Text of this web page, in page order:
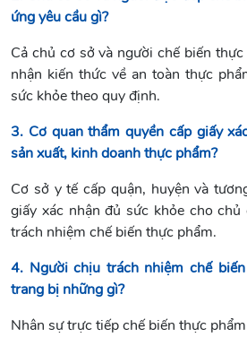
ứng yêu cầu gì?
Cả chủ cơ sở và người chế biến
nhận kiến thức về an toàn thực
sức khỏe theo quy định.
3. Cơ quan thẩm quyền cấp giấy
sản xuất, kinh doanh thực phẩm?
Cơ sở y tế cấp quận, huyện và
giấy xác nhận đủ sức khỏe cho
trách nhiệm chế biến thực phẩm.
4. Người chịu trách nhiệm chế
trang bị những gì?
Nhân sự trực tiếp chế biến thực